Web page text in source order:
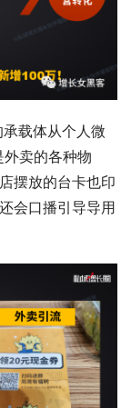
卖的各种物
摆放的台卡也印
会口播引导导用